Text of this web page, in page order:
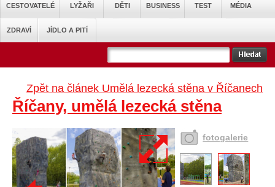
CESTOVATELÉ LYŽAŘI DĚTI BUSINESS TEST MÉDIA
ZDRAVÍ JÍDLO A PITÍ
Zpět na článek Umělá lezecká stěna v Říčanech
Říčany, umělá lezecká stěna
fotogalerie